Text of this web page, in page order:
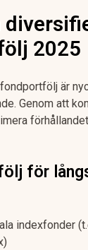
2025
är
Genom att
för
indexfonder